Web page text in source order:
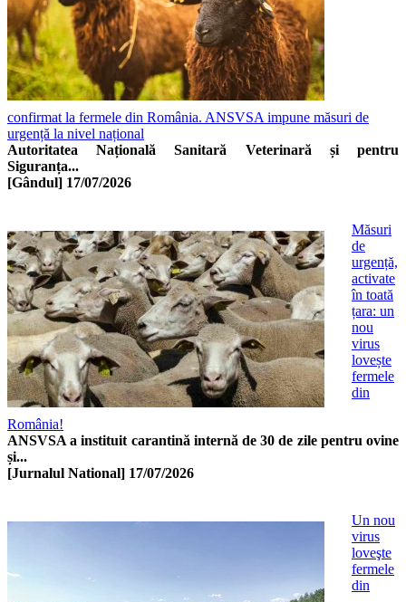
confirmat la fermele din România. ANSVSA impune măsuri de
urgență la nivel național
Autoritatea Națională Sanitară Veterinară și pentru
Siguranța...
[Gândul] 17/07/2026
Măsuri
de
urgență,
activate
în toată
țara: un
nou
virus
lovește
fermele
din
România!
ANSVSA a instituit carantină internă de 30 de zile pentru ovine
și...
[Jurnalul National] 17/07/2026
Un nou
virus
loveşte
fermele
din